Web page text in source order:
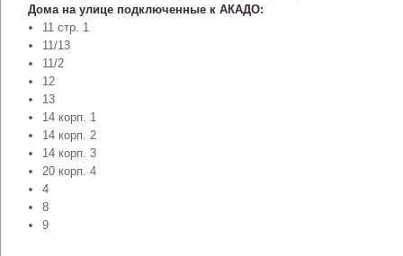
Дома на улице подключенные к АКАДО:
11 стр. 1
11/13
11/2
12
13
14 корп. 1
14 корп. 2
14 корп. 3
20 корп. 4
4
8
9